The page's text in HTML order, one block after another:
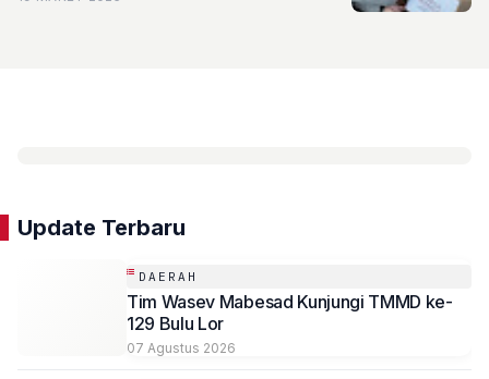
Update Terbaru
DAERAH
Tim Wasev Mabesad Kunjungi TMMD ke-
129 Bulu Lor
07 Agustus 2026